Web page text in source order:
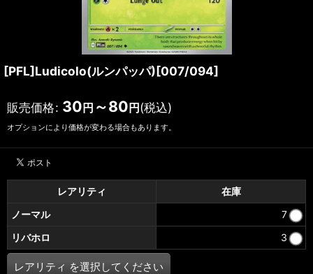
[PFL]Ludicolo(ルンパッパ)[007/094]
販売価格: 30 円 ～80 円 (税込)
オプションにより価格が変わる場合もあります。
レアリティ
在庫
ノーマル
7
リバホロ
3
レアリティ を選択してください